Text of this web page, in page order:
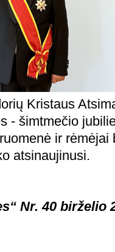
Kristaus
- šimtmečio
ir rėmėjai
atsinaujinusi.
Nr. 40 birželio